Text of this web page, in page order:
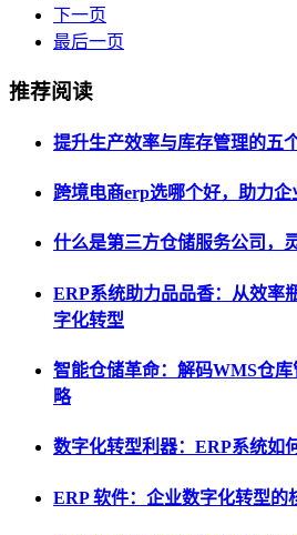
下一页
最后一页
推荐阅读
提升生产效率与库存管理的五
跨境电商erp选哪个好，助力
什么是第三方仓储服务公司，
ERP系统助力品品香：从效率
字化转型
智能仓储革命：解码WMS仓
略
数字化转型利器：ERP系统如
ERP 软件：企业数字化转型的